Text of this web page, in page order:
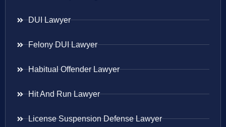
DUI Lawyer
Felony DUI Lawyer
Habitual Offender Lawyer
Hit And Run Lawyer
License Suspension Defense Lawyer